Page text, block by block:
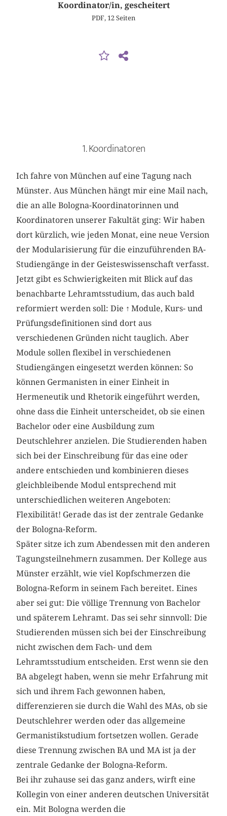
Koordinator/in, gescheitert
PDF, 12 Seiten
1. Koordinatoren
Ich fahre von München auf eine Tagung nach
Münster. Aus München hängt mir eine Mail nach,
die an alle Bologna-Koordinatorinnen und
Koordinatoren unserer Fakultät ging: Wir haben
dort kürzlich, wie jeden Monat, eine neue Version
der Modularisierung für die einzuführenden BA-
Studiengänge in der Geisteswissenschaft verfasst.
Jetzt gibt es Schwierigkeiten mit Blick auf das
benachbarte Lehramtsstudium, das auch bald
reformiert werden soll: Die ↑Module, Kurs- und
Prüfungsdefinitionen sind dort aus
verschiedenen Gründen nicht tauglich. Aber
Module sollen flexibel in verschiedenen
Studiengängen eingesetzt werden können: So
können Germanisten in einer Einheit in
Hermeneutik und Rhetorik eingeführt werden,
ohne dass die Einheit unterscheidet, ob sie einen
Bachelor oder eine Ausbildung zum
Deutschlehrer anzielen. Die Studierenden haben
sich bei der Einschreibung für das eine oder
andere entschieden und kombinieren dieses
gleichbleibende Modul entsprechend mit
unterschiedlichen weiteren Angeboten:
Flexibilität! Gerade das ist der zentrale Gedanke
der Bologna-Reform.
Später sitze ich zum Abendessen mit den anderen
Tagungsteilnehmern zusammen. Der Kollege aus
Münster erzählt, wie viel Kopfschmerzen die
Bologna-Reform in seinem Fach bereitet. Eines
aber sei gut: Die völlige Trennung von Bachelor
und späterem Lehramt. Das sei sehr sinnvoll: Die
Studierenden müssen sich bei der Einschreibung
nicht zwischen dem Fach- und dem
Lehramtsstudium entscheiden. Erst wenn sie den
BA abgelegt haben, wenn sie mehr Erfahrung mit
sich und ihrem Fach gewonnen haben,
differenzieren sie durch die Wahl des MAs, ob sie
Deutschlehrer werden oder das allgemeine
Germanistikstudium fortsetzen wollen. Gerade
diese Trennung zwischen BA und MA ist ja der
zentrale Gedanke der Bologna-Reform.
Bei ihr zuhause sei das ganz anders, wirft eine
Kollegin von einer anderen deutschen Universität
ein. Mit Bologna werden die